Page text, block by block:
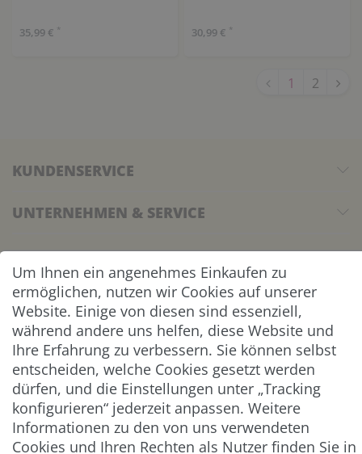
35,99 € * 30,99 € *
1 2
KUNDENSERVICE
UNTERNEHMEN & SERVICE
INFORMATION
NEWSLETTER
ZAHLUNG & VERSAND
Um Ihnen ein angenehmes Einkaufen zu
ermöglichen, nutzen wir Cookies auf unserer
Website. Einige von diesen sind essenziell,
während andere uns helfen, diese Website und
Ihre Erfahrung zu verbessern. Sie können selbst
entscheiden, welche Cookies gesetzt werden
dürfen, und die Einstellungen unter „Tracking
konfigurieren“ jederzeit anpassen. Weitere
Informationen zu den von uns verwendeten
Cookies und Ihren Rechten als Nutzer finden Sie in